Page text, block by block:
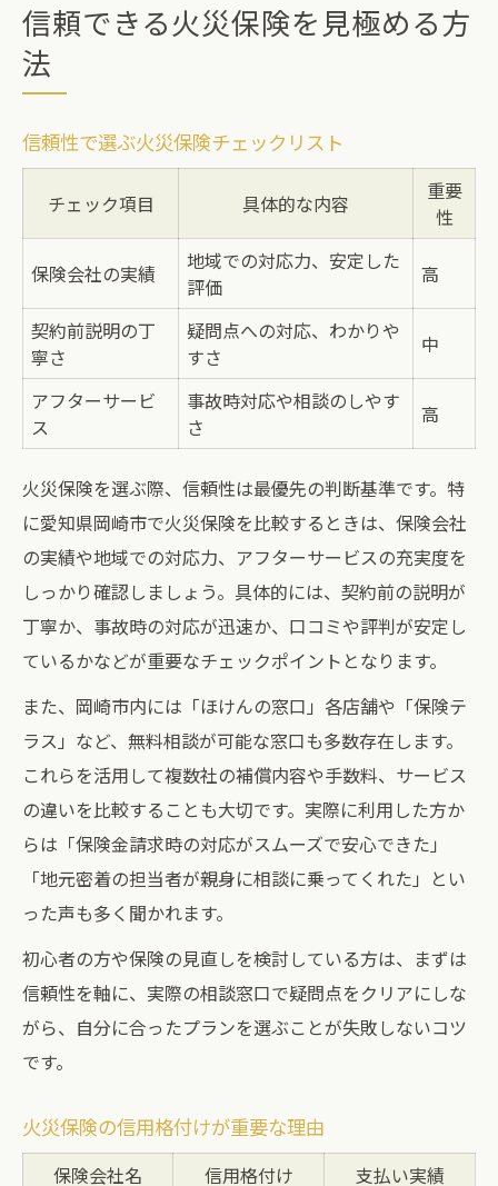
信頼できる火災保険を見極める方
法
信頼性で選ぶ火災保険チェックリスト
チェック項目 具体的な内容
重要
性
保険会社の実績
地域での対応力、安定した
評価
高
契約前説明の丁
寧さ
疑問点への対応、わかりや
すさ
中
アフターサービ
ス
事故時対応や相談のしやす
さ
高
火災保険を選ぶ際、信頼性は最優先の判断基準です。特
に愛知県岡崎市で火災保険を比較するときは、保険会社
の実績や地域での対応力、アフターサービスの充実度を
しっかり確認しましょう。具体的には、契約前の説明が
丁寧か、事故時の対応が迅速か、口コミや評判が安定し
ているかなどが重要なチェックポイントとなります。
また、岡崎市内には「ほけんの窓口」各店舗や「保険テ
ラス」など、無料相談が可能な窓口も多数存在します。
これらを活用して複数社の補償内容や手数料、サービス
の違いを比較することも大切です。実際に利用した方か
らは「保険金請求時の対応がスムーズで安心できた」
「地元密着の担当者が親身に相談に乗ってくれた」とい
った声も多く聞かれます。
初心者の方や保険の見直しを検討している方は、まずは
信頼性を軸に、実際の相談窓口で疑問点をクリアにしな
がら、自分に合ったプランを選ぶことが失敗しないコツ
です。
火災保険の信用格付けが重要な理由
保険会社名 信用格付け
支払い実績